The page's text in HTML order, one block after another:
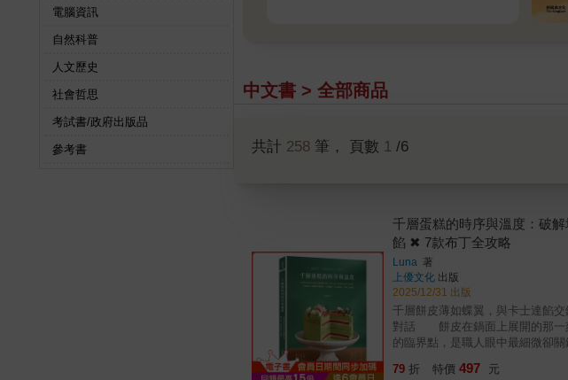
電腦資訊
自然科普
人文歷史
社會哲思
考試書/政府出版品
參考書
中文書 > 全部商品
共計 258 筆， 頁數 1 /6
千層蛋糕的時序與溫度：破
餡 ✖ 7款布丁全攻略
Luna 著
上優文化 出版
2025/12/31 出版
千層餅皮薄如蝶翼，與卡士達餡
對話 餅皮在鍋面上展開的那一刻
的臨界點，是職人眼中最細微卻
解/16 款千層蛋糕 ✖ 12 種風味餅
79 折 特價 497 元